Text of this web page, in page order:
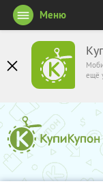
ещё
Меню